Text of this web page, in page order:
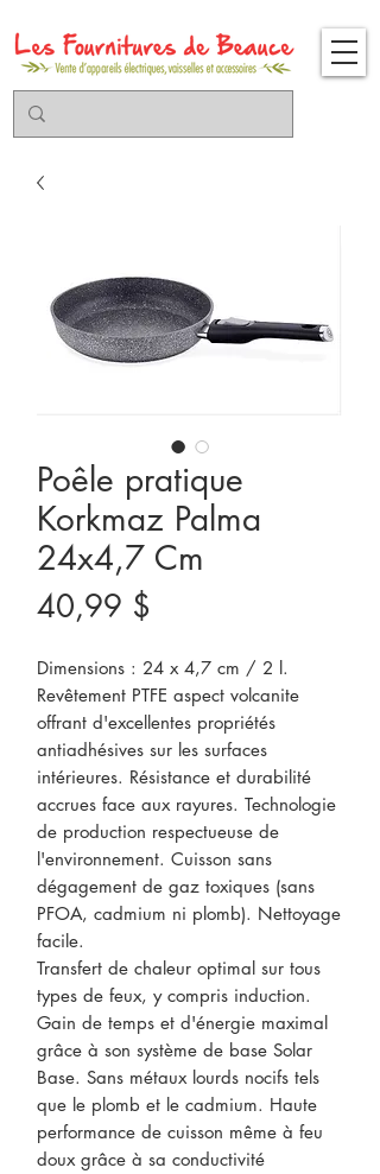
Poêle pratique
Korkmaz Palma
24x4,7 Cm
40,99 $
Dimensions : 24 x 4,7 cm / 2 l.
Revêtement PTFE aspect volcanite
offrant d'excellentes propriétés
antiadhésives sur les surfaces
intérieures. Résistance et durabilité
accrues face aux rayures. Technologie
de production respectueuse de
l'environnement. Cuisson sans
dégagement de gaz toxiques (sans
PFOA, cadmium ni plomb). Nettoyage
facile.
Transfert de chaleur optimal sur tous
types de feux, y compris induction.
Gain de temps et d'énergie maximal
grâce à son système de base Solar
Base. Sans métaux lourds nocifs tels
que le plomb et le cadmium. Haute
performance de cuisson même à feu
doux grâce à sa conductivité